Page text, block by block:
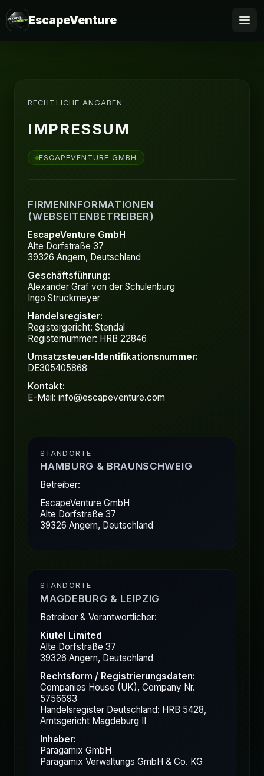
EscapeVenture
FAQ
RECHTLICHE ANGABEN
IMPRESSUM
ESCAPEVENTURE GMBH
FIRMENINFORMATIONEN
(WEBSEITENBETREIBER)
EscapeVenture GmbH
Alte Dorfstraße 37
39326 Angern, Deutschland
Geschäftsführung:
Alexander Graf von der Schulenburg
Ingo Struckmeyer
Handelsregister:
Registergericht: Stendal
Registernummer: HRB 22846
Umsatzsteuer-Identifikationsnummer:
DE305405868
Kontakt:
E-Mail:info@escapeventure.com
STANDORTE
HAMBURG & BRAUNSCHWEIG
Betreiber:
EscapeVenture GmbH
Alte Dorfstraße 37
39326 Angern, Deutschland
STANDORTE
MAGDEBURG & LEIPZIG
Betreiber & Verantwortlicher:
Kiutel Limited
Alte Dorfstraße 37
39326 Angern, Deutschland
Rechtsform / Registrierungsdaten:
Companies House (UK), Company Nr.
5756693
Handelsregister Deutschland: HRB 5428,
Amtsgericht Magdeburg II
Inhaber:
Paragamix GmbH
Paragamix Verwaltungs GmbH & Co. KG